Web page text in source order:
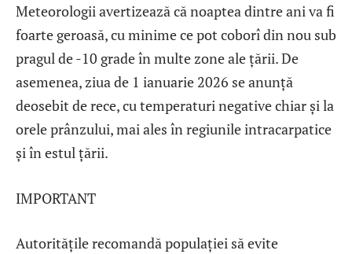
Meteorologii avertizează că noaptea dintre ani va fi
foarte geroasă, cu minime ce pot coborî din nou sub
pragul de -10 grade în multe zone ale țării. De
asemenea, ziua de 1 ianuarie 2026 se anunță
deosebit de rece, cu temperaturi negative chiar și la
orele prânzului, mai ales în regiunile intracarpatice
și în estul țării.
IMPORTANT
Autoritățile recomandă populației să evite